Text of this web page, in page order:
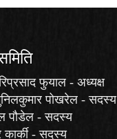
फुयाल - अध्यक्ष
पोखरेल - सदस्य
पौडेल - सदस्य
कार्की - सदस्य